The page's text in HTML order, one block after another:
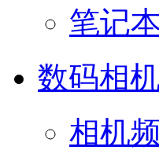
笔记
数码相机
相机